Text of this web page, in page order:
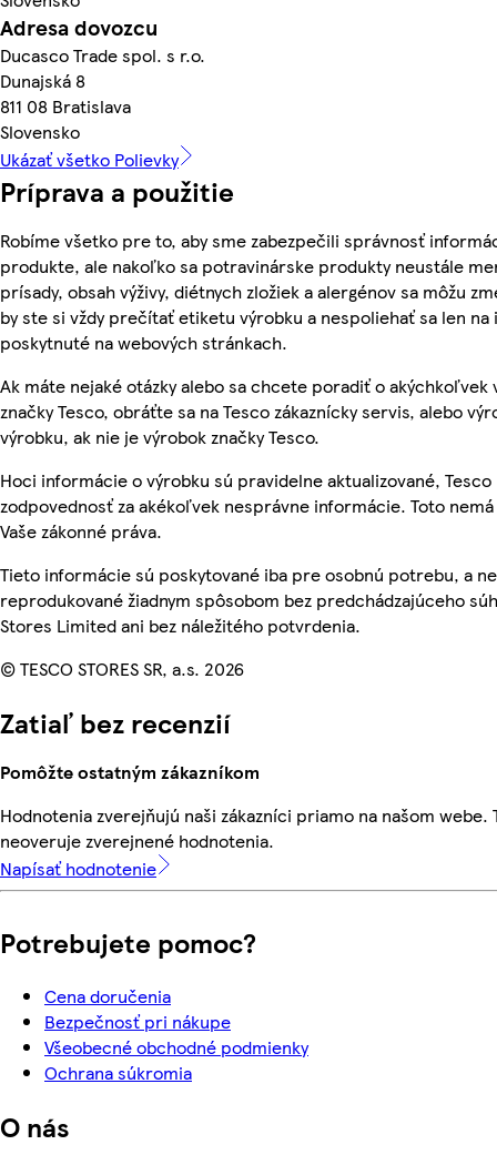
Adresa dovozcu
Ducasco Trade spol. s r.o.
Dunajská 8
811 08 Bratislava
Slovensko
Ukázať všetko Polievky
Príprava a použitie
Robíme všetko pre to, aby sme zabezpečili správnosť
produkte, ale nakoľko sa potravinárske produkty neustále
prísady, obsah výživy, diétnych zložiek a alergénov sa môžu
by ste si vždy prečítať etiketu výrobku a nespoliehať sa len
poskytnuté na webových stránkach.
Ak máte nejaké otázky alebo sa chcete poradiť o akýchkoľvek
značky Tesco, obráťte sa na Tesco zákaznícky servis, alebo
výrobku, ak nie je výrobok značky Tesco.
Hoci informácie o výrobku sú pravidelne aktualizované, Tesco
zodpovednosť za akékoľvek nesprávne informácie. Toto
Vaše zákonné práva.
Tieto informácie sú poskytované iba pre osobnú potrebu, a
reprodukované žiadnym spôsobom bez predchádzajúceho
Stores Limited ani bez náležitého potvrdenia.
© TESCO STORES SR, a.s. 2026
Zatiaľ bez recenzií
Pomôžte ostatným zákazníkom
Hodnotenia zverejňujú naši zákazníci priamo na našom webe.
neoveruje zverejnené hodnotenia.
Napísať hodnotenie
Potrebujete pomoc?
Cena doručenia
Bezpečnosť pri nákupe
Všeobecné obchodné podmienky
Ochrana súkromia
O nás